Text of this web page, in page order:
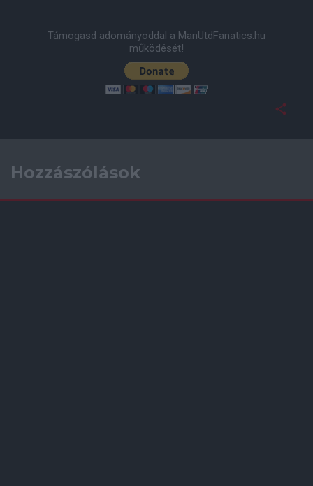
Támogasd adományoddal a ManUtdFanatics.hu
működését!
Hozzászólások